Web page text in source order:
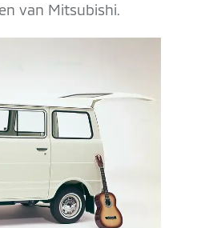
van Mitsubishi.